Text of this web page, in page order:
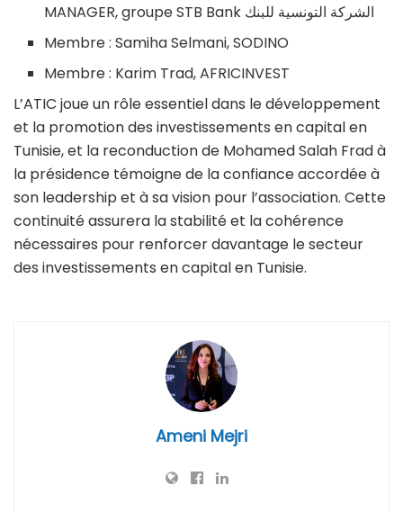
MANAGER, groupe STB Bank الشركة التونسية للبنك
Membre : Samiha Selmani, SODINO
Membre : Karim Trad, AFRICINVEST
L’ATIC joue un rôle essentiel dans le développement
et la promotion des investissements en capital en
Tunisie, et la reconduction de Mohamed Salah Frad à
la présidence témoigne de la confiance accordée à
son leadership et à sa vision pour l’association. Cette
continuité assurera la stabilité et la cohérence
nécessaires pour renforcer davantage le secteur
des investissements en capital en Tunisie.
Ameni Mejri